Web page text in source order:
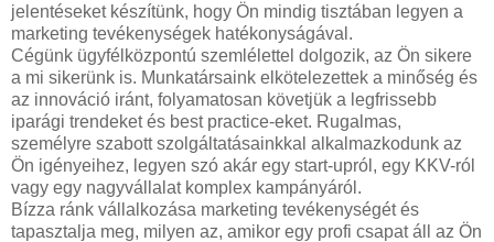
jelentéseket készítünk, hogy Ön mindig tisztában legyen a
marketing tevékenységek hatékonyságával.
Cégünk ügyfélközpontú szemlélettel dolgozik, az Ön sikere
a mi sikerünk is. Munkatársaink elkötelezettek a minőség és
az innováció iránt, folyamatosan követjük a legfrissebb
iparági trendeket és best practice-eket. Rugalmas,
személyre szabott szolgáltatásainkkal alkalmazkodunk az
Ön igényeihez, legyen szó akár egy start-upról, egy KKV-ról
vagy egy nagyvállalat komplex kampányáról.
Bízza ránk vállalkozása marketing tevékenységét és
tapasztalja meg, milyen az, amikor egy profi csapat áll az Ön